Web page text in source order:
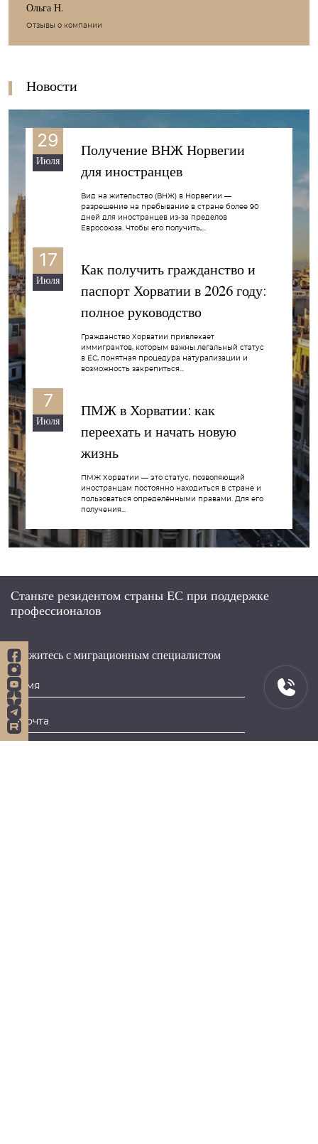
Ольга Н.
Отзывы о компании
Новости
29
Июля
Получение ВНЖ Норвегии
для иностранцев
Вид на жительство (ВНЖ) в Норвегии —
разрешение на пребывание в стране более 90
дней для иностранцев из-за пределов
Евросоюза. Чтобы его получить,...
17
Июля
Как получить гражданство и
паспорт Хорватии в 2026 году:
полное руководство
Гражданство Хорватии привлекает
иммигрантов, которым важны легальный статус
в ЕС, понятная процедура натурализации и
возможность закрепиться...
7
Июля
ПМЖ в Хорватии: как
переехать и начать новую
жизнь
ПМЖ Хорватии — это статус, позволяющий
иностранцам постоянно находиться в стране и
пользоваться определёнными правами. Для его
получения...
Станьте резидентом страны ЕС при поддержке
профессионалов
Свяжитесь с миграционным специалистом